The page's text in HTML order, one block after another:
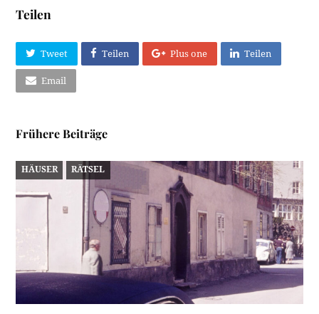
Teilen
Tweet Teilen Plus one Teilen
Email
Frühere Beiträge
HÄUSER RÄTSEL